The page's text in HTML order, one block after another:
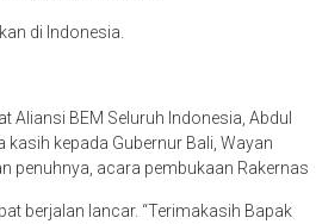
di Indonesia.
Aliansi BEM Seluruh Indonesia, Abdul
kepada Gubernur Bali, Wayan
penuhnya, acara pembukaan Rakernas
berjalan lancar. “Terimakasih Bapak